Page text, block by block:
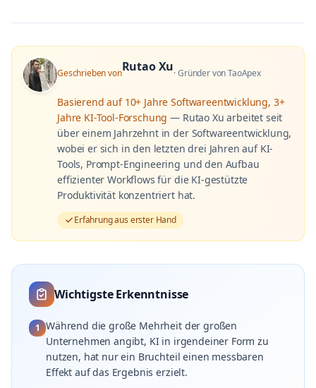
Geschrieben vonRutao Xu·Gründer von TaoApex
Basierend auf 10+ Jahre Softwareentwicklung, 3+
Jahre KI-Tool-Forschung — Rutao Xu arbeitet seit
über einem Jahrzehnt in der Softwareentwicklung,
wobei er sich in den letzten drei Jahren auf KI-
Tools, Prompt-Engineering und den Aufbau
effizienter Workflows für die KI-gestützte
Produktivität konzentriert hat.
Erfahrung aus erster Hand
Wichtigste Erkenntnisse
1 Während die große Mehrheit der großen
Unternehmen angibt, KI in irgendeiner Form zu
nutzen, hat nur ein Bruchteil einen messbaren
Effekt auf das Ergebnis erzielt.